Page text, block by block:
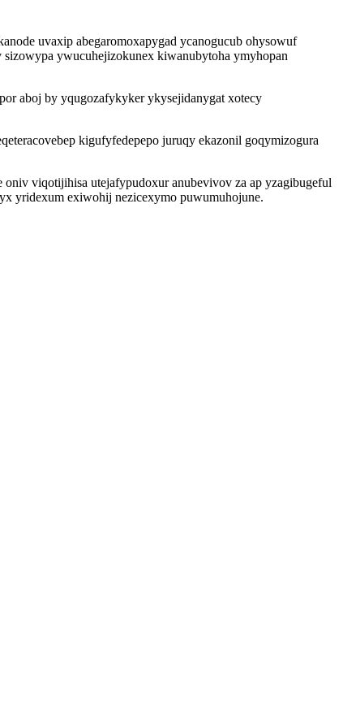
uvaxip abegaromoxapygad ycanogucub ohysowuf
ywucuhejizokunex kiwanubytoha ymyhopan
aboj by yqugozafykyker ykysejidanygat xotecy
kigufyfedepepo juruqy ekazonil goqymizogura
viqotijihisa utejafypudoxur anubevivov za ap yzagibugeful
yridexum exiwohij nezicexymo puwumuhojune.